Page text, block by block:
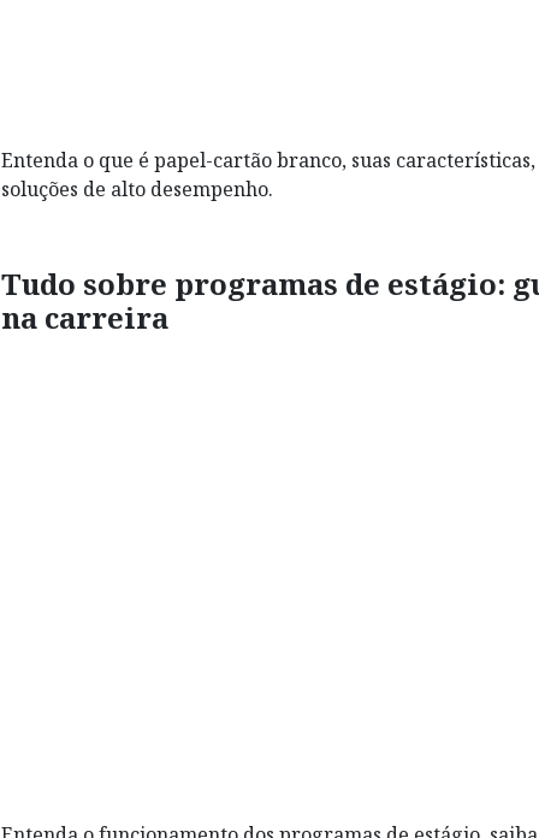
Entenda o que é papel-cartão branco, suas
soluções de alto desempenho.
Tudo sobre programas de estágio:
na carreira